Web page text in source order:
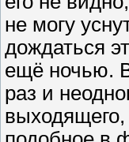
не могу
дождаться
ещё ночью.
раз и